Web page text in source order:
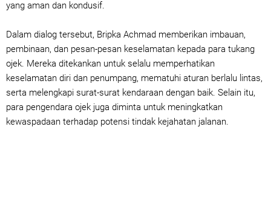
yang aman dan kondusif.
Dalam dialog tersebut, Bripka Achmad memberikan imbauan,
pembinaan, dan pesan-pesan keselamatan kepada para tukang
ojek. Mereka ditekankan untuk selalu memperhatikan
keselamatan diri dan penumpang, mematuhi aturan berlalu lintas,
serta melengkapi surat-surat kendaraan dengan baik. Selain itu,
para pengendara ojek juga diminta untuk meningkatkan
kewaspadaan terhadap potensi tindak kejahatan jalanan.